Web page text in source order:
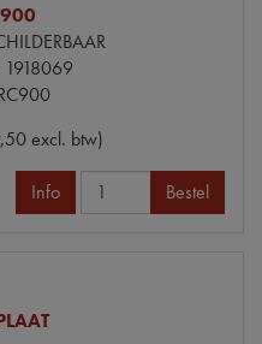
1918069
excl. btw)
Info Bestel